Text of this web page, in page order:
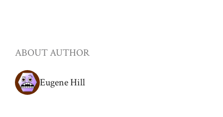
ABOUT AUTHOR
Eugene Hill